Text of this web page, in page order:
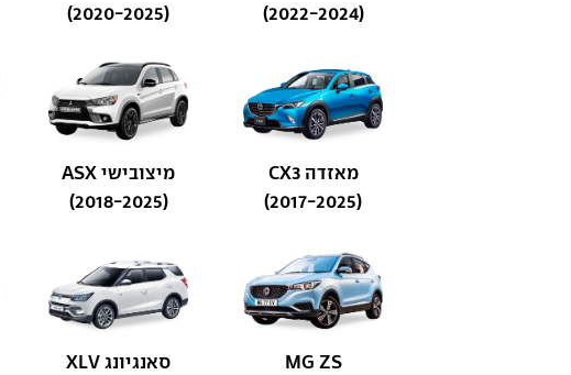
(2022-2024)
(2020-2025)
מאזדה CX3
(2017-2025)
מיצובישי ASX
(2018-2025)
MG ZS
סאנגיונג XLV